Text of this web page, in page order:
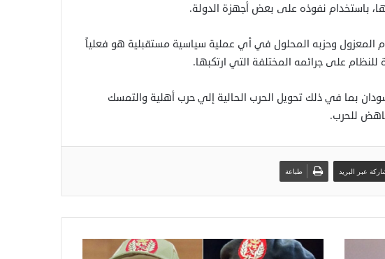
باستخدام نفوذه على بعض أجهزة الدولة.
المعزول وحزبه المحلول في أي عملية سياسية مستقبلية هو فعلياً
على جرائمه المختلفة التي ارتكبها.
بما في ذلك تحويل الحرب الحالية إلي حرب أهلية والتمسك
للحرب.
عبر البريد طباعة